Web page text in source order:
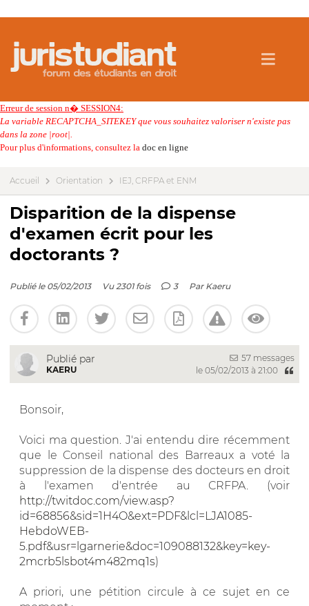
Erreur de session n� SESSION4:
La variable RECAPTCHA_SITEKEY que vous souhaitez valoriser n'existe pas
dans la zone |root|.
Pour plus d'informations, consultez la doc en ligne
Accueil Orientation IEJ, CRFPA et ENM
Disparition de la dispense
d'examen écrit pour les
doctorants ?
Publié le 05/02/2013 Vu 2301 fois 3 Par Kaeru
Publié par
KAERU
57 messages
le 05/02/2013 à 21:00
Bonsoir,
Voici ma question. J'ai entendu dire récemment
que le Conseil national des Barreaux a voté la
suppression de la dispense des docteurs en droit
à l'examen d'entrée au CRFPA. (voir
http://twitdoc.com/view.asp?
id=68856&sid=1H4O&ext=PDF&lcl=LJA1085-
HebdoWEB-
5.pdf&usr=lgarnerie&doc=109088132&key=key-
2mcrb5lsbot4m482mq1s)
A priori, une pétition circule à ce sujet en ce